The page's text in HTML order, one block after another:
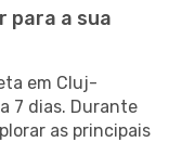
para a sua
em Cluj-
7 dias. Durante
as principais